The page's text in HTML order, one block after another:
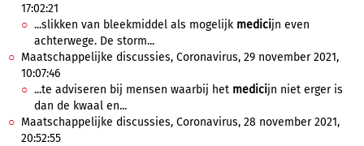
17:02:21
...slikken van bleekmiddel als mogelijk medicijn even
achterwege. De storm...
Maatschappelijke discussies, Coronavirus, 29 november 2021,
10:07:46
...te adviseren bij mensen waarbij het medicijn niet erger is
dan de kwaal en...
Maatschappelijke discussies, Coronavirus, 28 november 2021,
20:52:55